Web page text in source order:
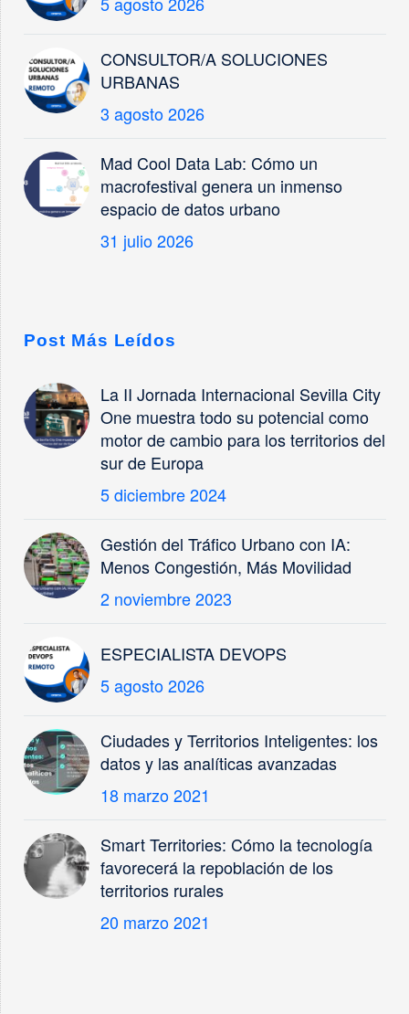
destinos se ha
CONSULTOR/A SOLUCIONES
URBANAS
3 agosto 2026
Mad Cool Data Lab: Cómo un
macrofestival genera un inmenso
espacio de datos urbano
31 julio 2026
Post Más Leídos
La II Jornada Internacional Sevilla City
One muestra todo su potencial como
motor de cambio para los territorios del
sur de Europa
5 diciembre 2024
Gestión del Tráfico Urbano con IA:
Menos Congestión, Más Movilidad
2 noviembre 2023
ESPECIALISTA DEVOPS
5 agosto 2026
Ciudades y Territorios Inteligentes: los
datos y las analíticas avanzadas
18 marzo 2021
Smart Territories: Cómo la tecnología
favorecerá la repoblación de los
territorios rurales
20 marzo 2021